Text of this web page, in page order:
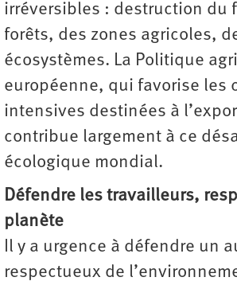
irréversibles : destruction du
forêts, des zones agricoles,
écosystèmes. La Politique
européenne, qui favorise les
intensives destinées à
contribue largement à ce
écologique mondial.
Défendre les travailleurs,
planète
Il y a urgence à défendre un
respectueux de